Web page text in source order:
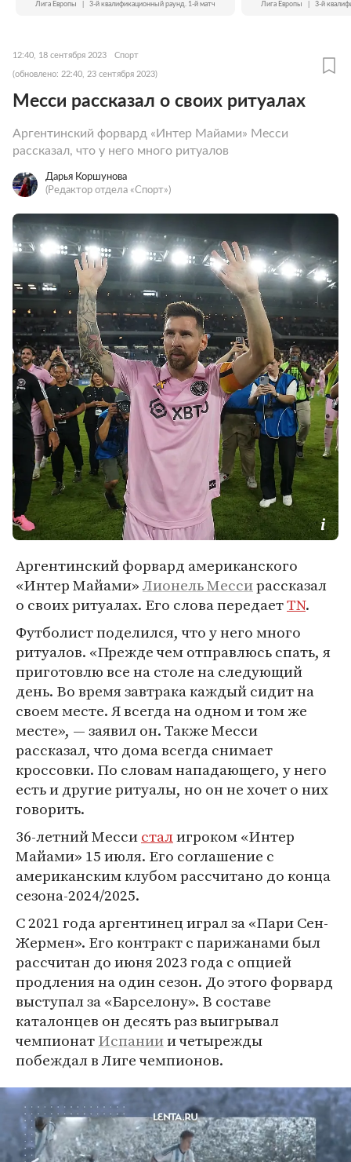
Лига Европы 3-й квалификационный раунд. 1-й матч Лига Европы 3-й
12:40, 18 сентября 2023 Спорт
(обновлено: 22:40, 23 сентября 2023)
Месси рассказал о своих ритуалах
Аргентинский форвард «Интер Майами» Месси
рассказал, что у него много ритуалов
Дарья Коршунова
(Редактор отдела «Спорт»)
Аргентинский форвард американского
«Интер Майами»Лионель Мессирассказал
о своих ритуалах. Его слова передаетTN.
Футболист поделился, что у него много
ритуалов. «Прежде чем отправлюсь спать, я
приготовлю все на столе на следующий
день. Во время завтрака каждый сидит на
своем месте. Я всегда на одном и том же
месте», — заявил он. Также Месси
рассказал, что дома всегда снимает
кроссовки. По словам нападающего, у него
есть и другие ритуалы, но он не хочет о них
говорить.
36-летний Мессисталигроком «Интер
Майами» 15 июля. Его соглашение с
американским клубом рассчитано до конца
сезона-2024/2025.
С 2021 года аргентинец играл за «Пари Сен-
Жермен». Его контракт с парижанами был
рассчитан до июня 2023 года с опцией
продления на один сезон. До этого форвард
выступал за «Барселону». В составе
каталонцев он десять раз выигрывал
чемпионатИспаниии четырежды
побеждал в Лиге чемпионов.